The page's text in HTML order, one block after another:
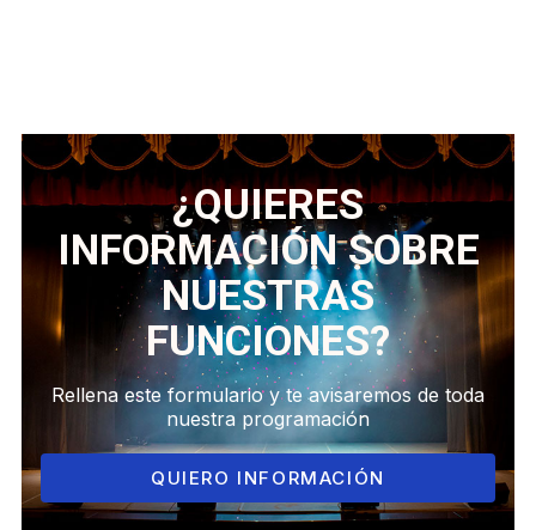
¿QUIERES
INFORMACIÓN SOBRE
NUESTRAS
FUNCIONES?
Rellena este formulario y te avisaremos de toda
nuestra programación
QUIERO INFORMACIÓN